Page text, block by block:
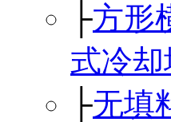
├方形
式冷却
├无填